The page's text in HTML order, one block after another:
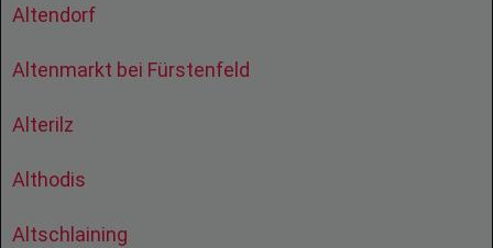
Altendorf
Altenmarkt bei Fürstenfeld
Alterilz
Althodis
Altschlaining